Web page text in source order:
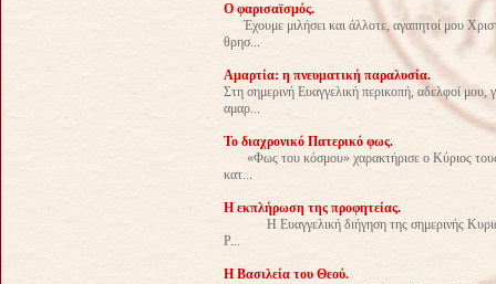
Ο φαρισαϊσμός.
Έχουμε μιλήσει και άλλοτε, αγαπητοί μου
θρησ...
Αμαρτία: η πνευματική παραλυσία.
Στη σημερινή Ευαγγελική περικοπή, αδελφοί μου,
αμαρ...
Το διαχρονικό Πατερικό φως.
«Φως του κόσμου» χαρακτήρισε ο Κύριος τους
κατ...
Η εκπλήρωση της προφητείας.
Η Ευαγγελική διήγηση της σημερινής
Ρ...
Η Βασιλεία του Θεού.